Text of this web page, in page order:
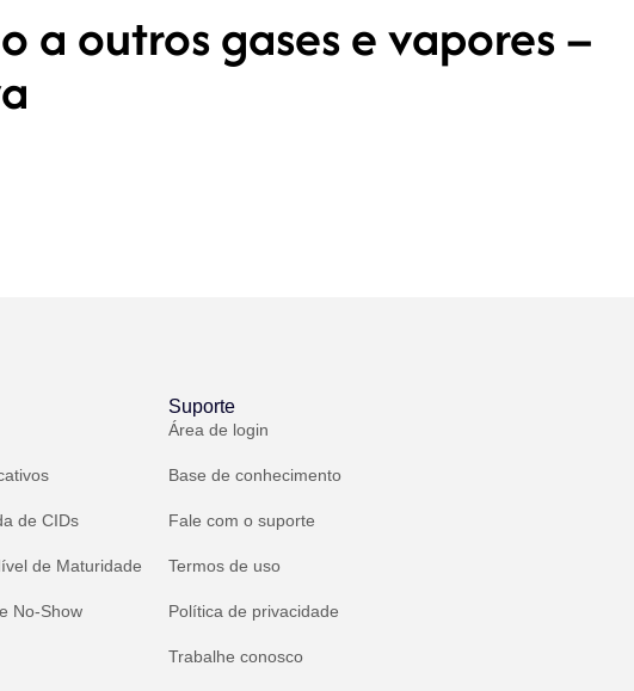
outros gases e vapores –
de CIDs
de Maturidade
No-Show
Suporte
Área de login
Base de conhecimento
Fale com o suporte
Termos de uso
Política de privacidade
Trabalhe conosco